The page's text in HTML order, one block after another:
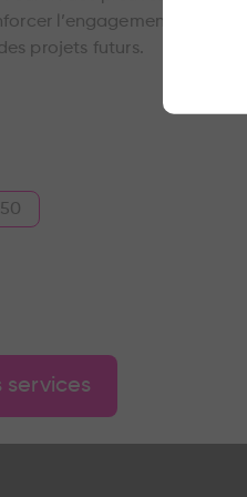
l’engagement des
projets futurs.
services